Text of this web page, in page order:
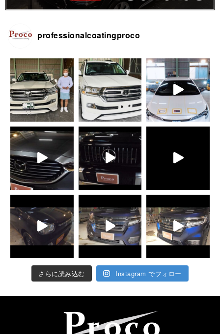
professionalcoatingproco
さらに読み込む Instagram でフォロー